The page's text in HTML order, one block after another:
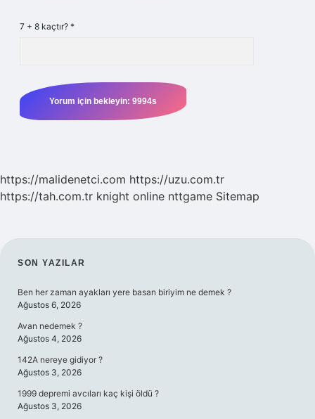
7 + 8 kaçtır? *
https://malidenetci.com https://uzu.com.tr
https://tah.com.tr knight online nttgame Sitemap
SIDEBAR
SON YAZILAR
Ben her zaman ayakları yere basan biriyim ne demek ?
Ağustos 6, 2026
Avan nedemek ?
Ağustos 4, 2026
142A nereye gidiyor ?
Ağustos 3, 2026
1999 depremi avcıları kaç kişi öldü ?
Ağustos 3, 2026